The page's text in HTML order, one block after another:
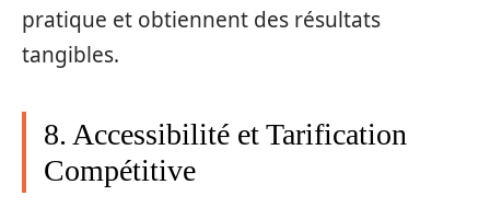
pratique et obtiennent des résultats
tangibles.
8. Accessibilité et Tarification
Compétitive